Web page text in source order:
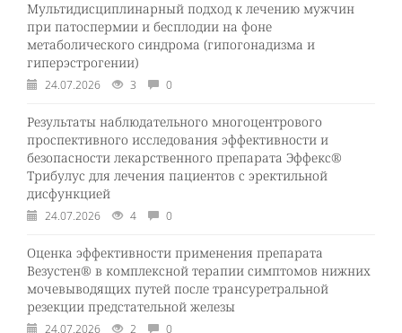
Мультидисциплинарный подход к лечению мужчин
при патоспермии и бесплодии на фоне
метаболического синдрома (гипогонадизма и
гиперэстрогении)
24.07.2026 3 0
Результаты наблюдательного многоцентрового
проспективного исследования эффективности и
безопасности лекарственного препарата Эффекс®
Трибулус для лечения пациентов с эректильной
дисфункцией
24.07.2026 4 0
Оценка эффективности применения препарата
Везустен® в комплексной терапии симптомов нижних
мочевыводящих путей после трансуретральной
резекции предстательной железы
24.07.2026 2 0